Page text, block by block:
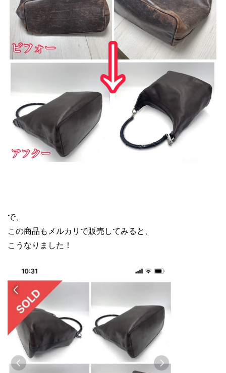
で、
この商品もメルカリで販売してみると、
こうなりました！